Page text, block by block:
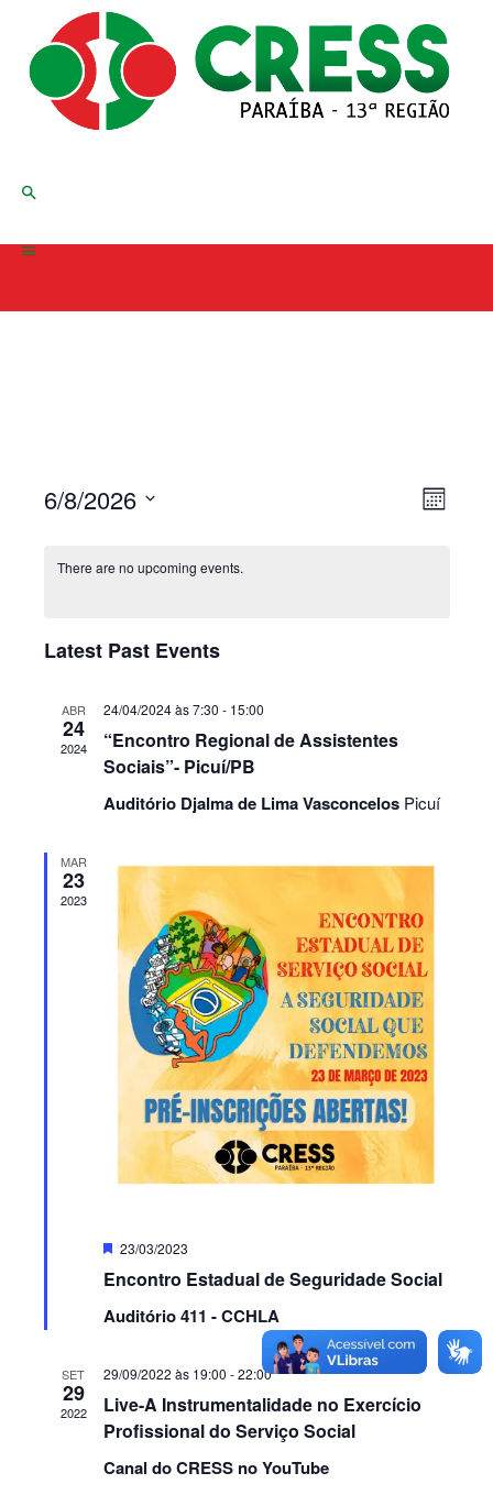
Event
Month
6/8/2026
There are no upcoming events.
Latest Past Events
ABR
24
2024
24/04/2024 às 7:30 - 15:00
“Encontro Regional de Assistentes
Sociais”- Picuí/PB
Auditório Djalma de Lima Vasconcelos Picuí
MAR
23
2023
Featured
23/03/2023
Encontro Estadual de Seguridade Social
Auditório 411 - CCHLA
SET
29
2022
29/09/2022 às 19:00 -22:00
Live-A Instrumentalidade no Exercício
Profissional do Serviço Social
Canal do CRESS no YouTube